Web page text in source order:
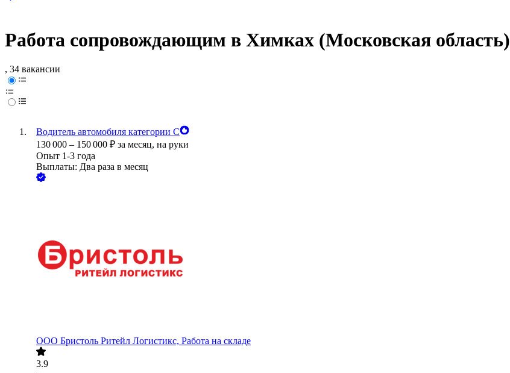
Работа сопровождающим в Химках (Московская область)
, 34 вакансии
Водитель автомобиля категории С
130 000 – 150 000 ₽ за месяц, на руки
Опыт 1-3 года
Выплаты: Два раза в месяц
ООО Бристоль Ритейл Логистикс, Работа на складе
3.9